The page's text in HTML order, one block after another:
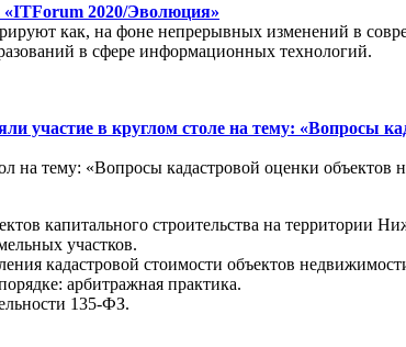
2020/Эволюция»
как, на фоне непрерывных изменений в
в сфере информационных технологий.
участие в круглом столе на тему: «Вопросы
тему: «Вопросы кадастровой оценки объектов
капитального строительства на территории
участков.
кадастровой стоимости объектов
арбитражная практика.
135-ФЗ.